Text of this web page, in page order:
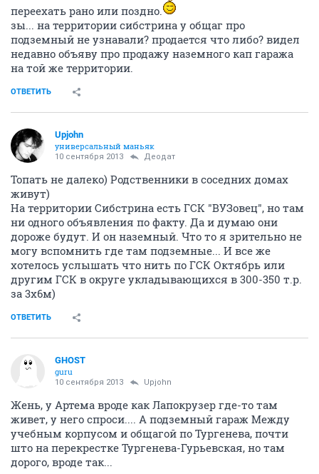
переехать рано или поздно.
зы... на территории сибстрина у общаг про
подземный не узнавали? продается что либо? видел
недавно объяву про продажу наземного кап гаража
на той же территории.
ОТВЕТИТЬ
Upjohn
универсальный маньяк
10 сентября 2013 Деодат
Топать не далеко) Родственники в соседних домах
живут)
На территории Сибстрина есть ГСК "ВУЗовец", но там
ни одного объявления по факту. Да и думаю они
дороже будут. И он наземный. Что то я зрительно не
могу вспомнить где там подземные... И все же
хотелось услышать что нить по ГСК Октябрь или
другим ГСК в округе укладывающихся в 300-350 т.р.
за 3х6м)
ОТВЕТИТЬ
GHOST
guru
10 сентября 2013 Upjohn
Жень, у Артема вроде как Лапокрузер где-то там
живет, у него спроси.... А подземный гараж Между
учебным корпусом и общагой по Тургенева, почти
што на перекрестке Тургенева-Гурьевская, но там
дорого, вроде так...